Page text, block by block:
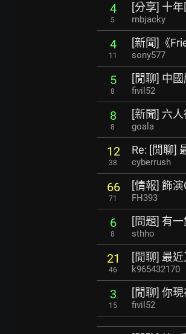
4
5
[分享] 十
rnbjacky
4
11
[新聞]《
sony577
5
8
[閒聊] 中
fivil52
8
8
[新聞] 六
goala
12
38
Re: [閒聊]
cyberrush
66
71
[情報] 飾
FH393
6
8
[問題] 有
sthho
21
46
[閒聊] 最
k965432170
3
15
[閒聊] 你
fivil52